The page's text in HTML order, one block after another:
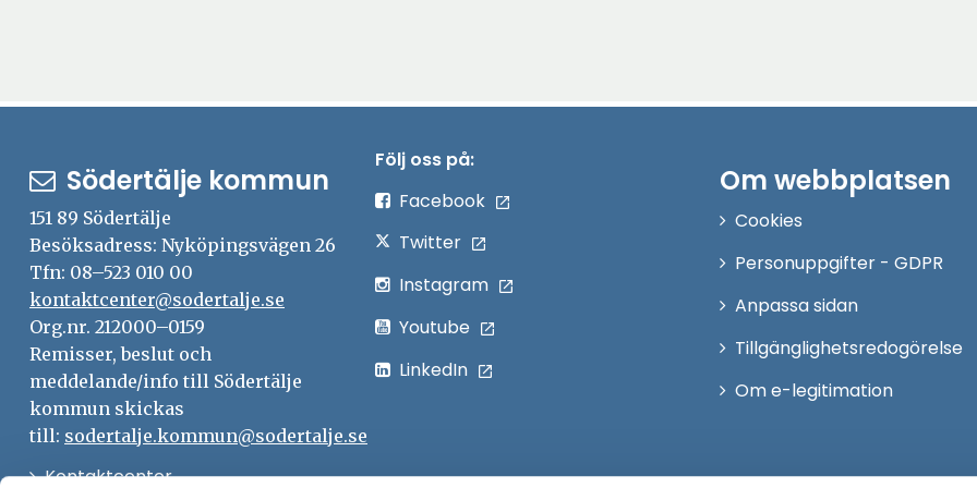
Södertälje kommun
151 89 Södertälje
Besöksadress: Nyköpingsvägen 26
Tfn: 08–523 010 00
kontaktcenter@sodertalje.se
Org.nr. 212000–0159
Remisser, beslut och
meddelande/info till Södertälje
kommun skickas
till: sodertalje.kommun@sodertalje.se
KontaktcenterÖppna
Följ oss på:
Facebook
Twitter
Instagram
Youtube
LinkedIn
Om webbplatsen
Cookies
Personuppgifter - GDPR
Anpassa sidan
Tillgänglighetsredogörelse
Om e-legitimation